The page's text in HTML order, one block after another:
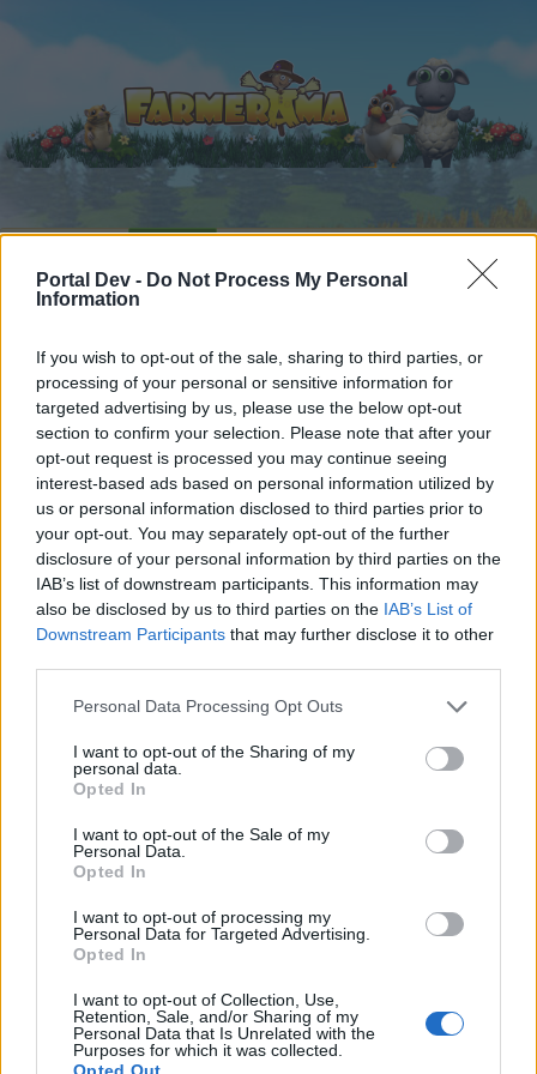
Portal Dev - Do Not Process My Personal
Information
If you wish to opt-out of the sale, sharing to third parties, or
processing of your personal or sensitive information for
targeted advertising by us, please use the below opt-out
section to confirm your selection. Please note that after your
opt-out request is processed you may continue seeing
interest-based ads based on personal information utilized by
us or personal information disclosed to third parties prior to
your opt-out. You may separately opt-out of the further
disclosure of your personal information by third parties on the
IAB’s list of downstream participants. This information may
also be disclosed by us to third parties on the IAB’s List of
Downstream Participants that may further disclose it to other
Personal Data Processing Opt Outs
I want to opt-out of the Sharing of my
personal data.
Opted In
I want to opt-out of the Sale of my
Personal Data.
Opted In
I want to opt-out of processing my
Personal Data for Targeted Advertising.
Opted In
I want to opt-out of Collection, Use,
Retention, Sale, and/or Sharing of my
Personal Data that Is Unrelated with the
Purposes for which it was collected.
Opted Out
Foren ... Archiv Rest Sprichwörter nach dem Alphabet (2)
Mitglieder, denen der Beitrag #3125
gefällt
Liebe(r) Forum-Leser/in,
wenn Du in diesem Forum aktiv an den
Gesprächen teilnehmen oder eigene Themen
starten möchtest, musst Du Dich bitte zunächst
im Spiel einloggen. Falls Du noch keinen
Spielaccount besitzt, bitte registriere Dich neu.
Wir freuen uns auf Deinen nächsten Besuch in
unserem Forum!
„Zum Spiel“
10 April 2025
Mary-93
Laufenlerner
Hatschi1999
tinka_92
Beiträge: 0 Zustimmungen: 0 Punkte für Erfolge:
Andreas-Yoda
Letzte Beiträge